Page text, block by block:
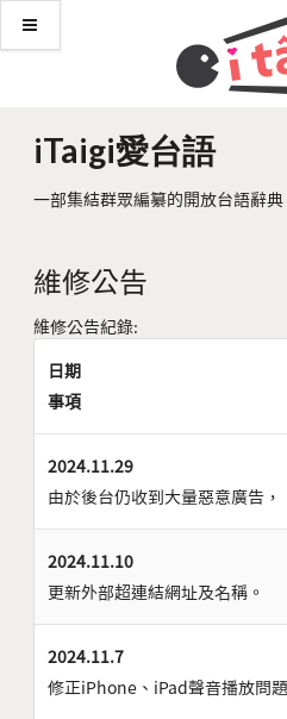
iTaigi愛台語
一部集結群眾編纂的開放台語辭典
維修公告
維修公告紀錄:
日期
事項
2024.11.29
由於後台仍收到大量惡意廣告
2024.11.10
更新外部超連結網址及名稱。
2024.11.7
修正iPhone、iPad聲音播放問